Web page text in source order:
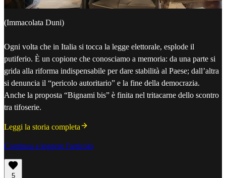
(Immacolata Duni)
Ogni volta che in Italia si tocca la legge elettorale, esplode il
putiferio. È un copione che conosciamo a memoria: da una parte si
grida alla riforma indispensabile per dare stabilità al Paese; dall’altra
si denuncia il “pericolo autoritario” e la fine della democrazia.
Anche la proposta “Bignami bis” è finita nel tritacarne dello scontro
tra tifoserie.
Leggi la storia completa
Continua a leggere l'articolo
5